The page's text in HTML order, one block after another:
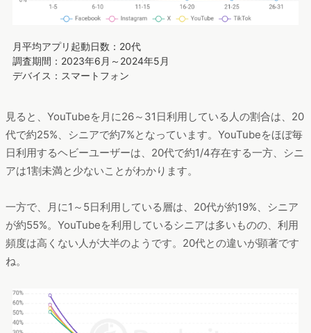
月平均アプリ起動日数：20代
調査期間：2023年6月～2024年5月
デバイス：スマートフォン
見ると、YouTubeを月に26～31日利用している人の割合は、20
代で約25%、シニアで約7%となっています。YouTubeをほぼ毎
日利用するヘビーユーザーは、20代で約1/4存在する一方、シニ
アは1割未満と少ないことがわかります。
一方で、月に1～5日利用している層は、20代が約19%、シニア
が約55%。YouTubeを利用しているシニアは多いものの、利用
頻度は高くない人が大半のようです。20代との違いが顕著です
ね。